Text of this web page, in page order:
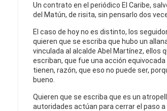
Un contrato en el periódico El Caribe,
del Matún, de risita, sin pensarlo dos
El caso de hoy no es distinto, los
quieren que se escriba que hubo un
vinculada al alcalde Abel Martínez, ellos
escriban, que fue una acción
tienen, razón, que eso no puede ser,
bueno.
Quieren que se escriba que es un
autoridades actúan para cerrar el paso